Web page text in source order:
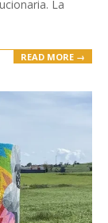
La
READ MORE →